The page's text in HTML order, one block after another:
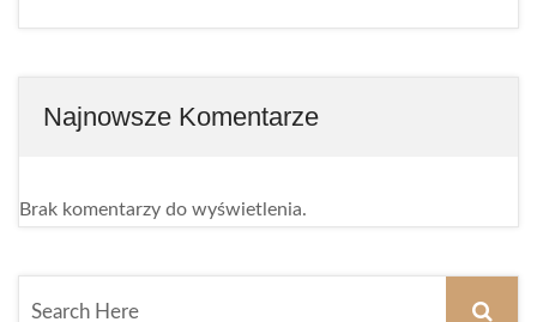
Najnowsze Komentarze
Brak komentarzy do wyświetlenia.